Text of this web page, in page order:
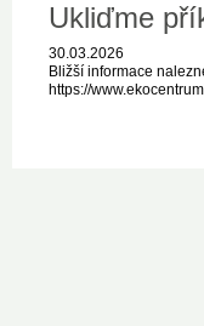
Ukliďme
30.03.2026
Bližší informace
https://